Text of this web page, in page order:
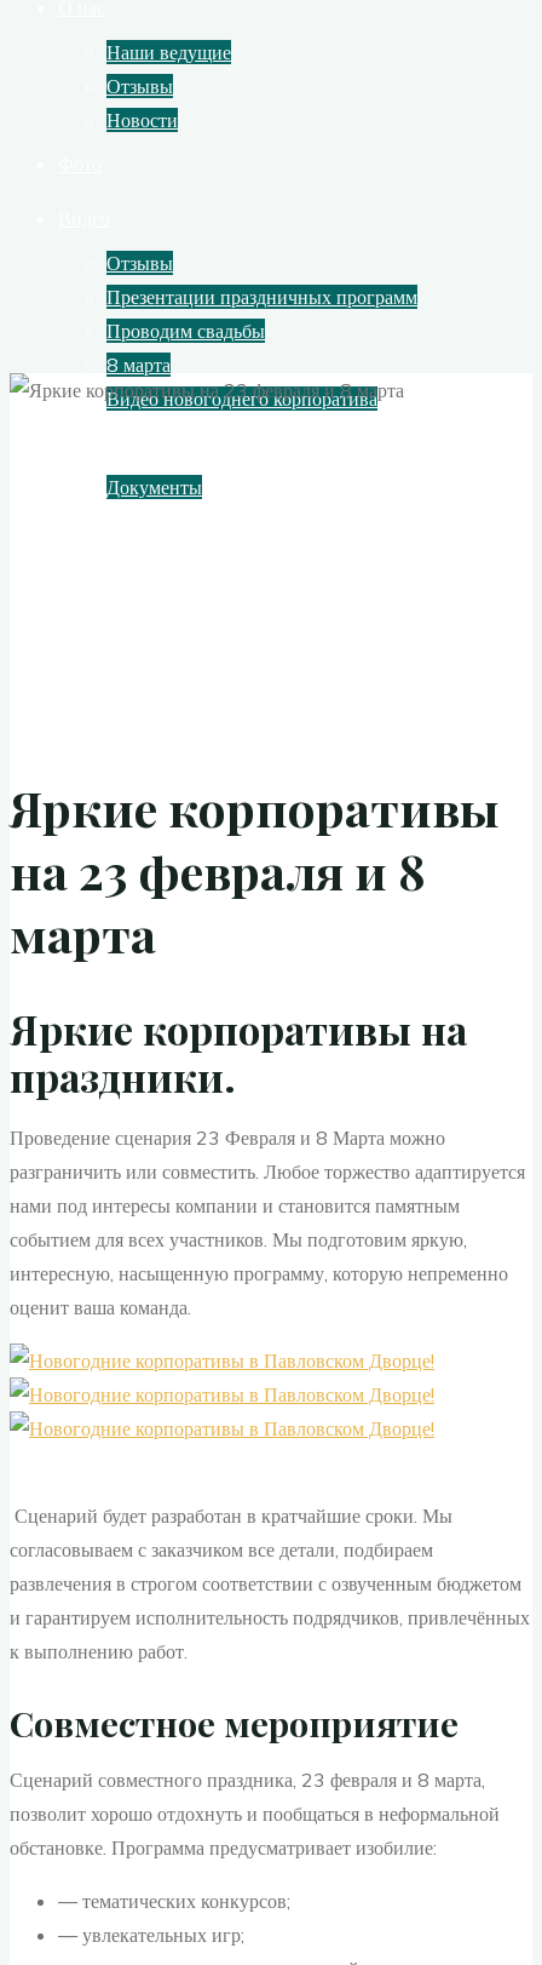
Наши ведущие
Отзывы
Новости
Отзывы
Презентации праздничных программ
Проводим свадьбы
8 марта
Видео новогоднего корпоратива
Документы
Яркие корпоративы
на 23 февраля и 8
марта
Яркие корпоративы на
праздники.
Проведение сценария 23 Февраля и 8 Марта можно
разграничить или совместить. Любое торжество адаптируется
нами под интересы компании и становится памятным
событием для всех участников. Мы подготовим яркую,
интересную, насыщенную программу, которую непременно
оценит ваша команда.
Сценарий будет разработан в кратчайшие сроки. Мы
согласовываем с заказчиком все детали, подбираем
развлечения в строгом соответствии с озвученным бюджетом
и гарантируем исполнительность подрядчиков, привлечённых
к выполнению работ.
Совместное мероприятие
Сценарий совместного праздника, 23 февраля и 8 марта,
позволит хорошо отдохнуть и пообщаться в неформальной
обстановке. Программа предусматривает изобилие:
— тематических конкурсов;
— увлекательных игр;